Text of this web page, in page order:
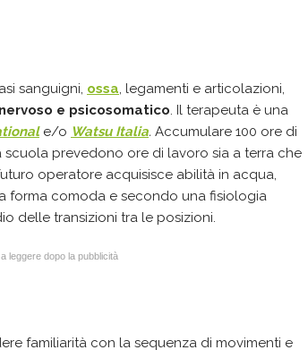
sanguigni, ossa, legamenti e articolazioni,
nervoso e psicosomatico. Il terapeuta è una
e/o Watsu Italia. Accumulare 100 ore di
scuola prevedono ore di lavoro sia a terra che
operatore acquisisce abilità in acqua,
forma comoda e secondo una fisiologia
delle transizioni tra le posizioni.
leggere dopo la pubblicità
familiarità con la sequenza di movimenti e